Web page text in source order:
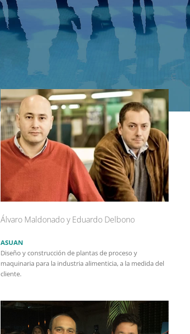
Álvaro Maldonado y Eduardo Delbono
ASUAN
Diseño y construcción de plantas de proceso y
maquinaria para la industria alimenticia, a la medida del
cliente.